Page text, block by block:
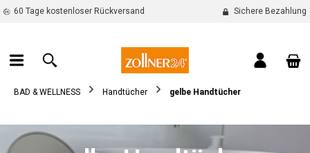
springen
60 Tage kostenloser Rückversand Sichere Bezahlung
BAD & WELLNESS Handtücher gelbe Handtücher